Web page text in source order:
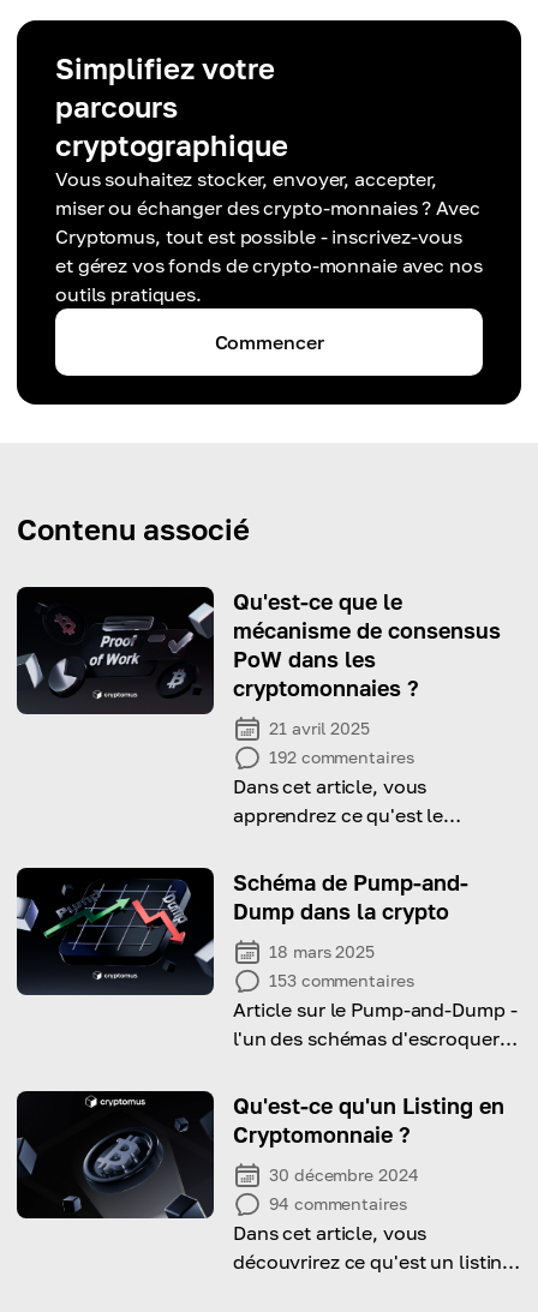
Simplifiez votre
parcours
cryptographique
Vous souhaitez stocker, envoyer, accepter,
miser ou échanger des crypto-monnaies ? Avec
Cryptomus, tout est possible - inscrivez-vous
et gérez vos fonds de crypto-monnaie avec nos
outils pratiques.
Commencer
Contenu associé
Qu'est-ce que le
mécanisme de consensus
PoW dans les
cryptomonnaies ?
21 avril 2025
192 commentaires
Dans cet article, vous
apprendrez ce qu'est le
Proof-of-Work (PoW), comment
il fonctionne et quels sont ses
avantages.
Schéma de Pump-and-
Dump dans la crypto
18 mars 2025
153 commentaires
Article sur le Pump-and-Dump -
l'un des schémas d'escroquerie
crypto en ce moment.
Qu'est-ce qu'un Listing en
Cryptomonnaie ?
30 décembre 2024
94 commentaires
Dans cet article, vous
découvrirez ce qu'est un listing